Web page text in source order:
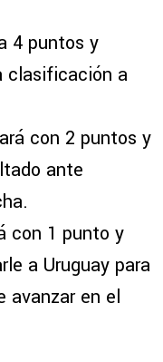
4 puntos y
clasificación a
con 2 puntos y
ante
con 1 punto y
a Uruguay para
avanzar en el